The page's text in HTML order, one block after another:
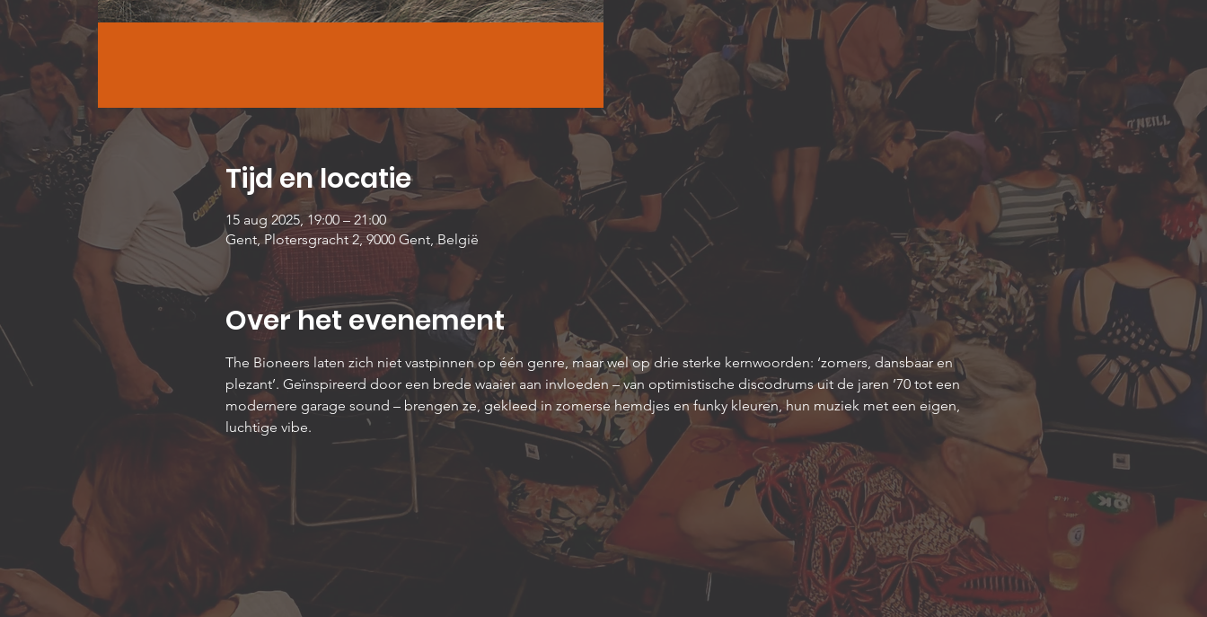
Tijd en locatie
15 aug 2025, 19:00 – 21:00
Gent, Plotersgracht 2, 9000 Gent, België
Over het evenement
The Bioneers laten zich niet vastpinnen op één genre, maar wel op drie sterke kernwoorden: ‘zomers, dansbaar en
plezant’. Geïnspireerd door een brede waaier aan invloeden – van optimistische discodrums uit de jaren ’70 tot een
modernere garage sound – brengen ze, gekleed in zomerse hemdjes en funky kleuren, hun muziek met een eigen,
luchtige vibe.